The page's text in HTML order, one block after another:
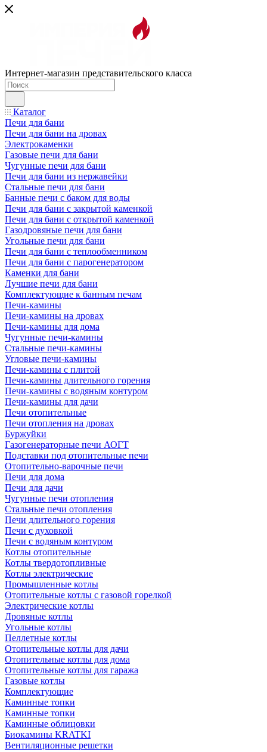
Интернет-магазин представительского класса
Каталог
Печи для бани
Печи для бани на дровах
Электрокаменки
Газовые печи для бани
Чугунные печи для бани
Печи для бани из нержавейки
Стальные печи для бани
Банные печи с баком для воды
Печи для бани с закрытой каменкой
Печи для бани с открытой каменкой
Газодровяные печи для бани
Угольные печи для бани
Печи для бани с теплообменником
Печи для бани с парогенератором
Каменки для бани
Лучшие печи для бани
Комплектующие к банным печам
Печи-камины
Печи-камины на дровах
Печи-камины для дома
Чугунные печи-камины
Стальные печи-камины
Угловые печи-камины
Печи-камины с плитой
Печи-камины длительного горения
Печи-камины с водяным контуром
Печи-камины для дачи
Печи отопительные
Печи отопления на дровах
Буржуйки
Газогенераторные печи АОГТ
Подставки под отопительные печи
Отопительно-варочные печи
Печи для дома
Печи для дачи
Чугунные печи отопления
Стальные печи отопления
Печи длительного горения
Печи с духовкой
Печи с водяным контуром
Котлы отопительные
Котлы твердотопливные
Котлы электрические
Промышленные котлы
Отопительные котлы с газовой горелкой
Электрические котлы
Дровяные котлы
Угольные котлы
Пеллетные котлы
Отопительные котлы для дачи
Отопительные котлы для дома
Отопительные котлы для гаража
Газовые котлы
Комплектующие
Каминные топки
Каминные топки
Каминные облицовки
Биокамины KRATKI
Вентиляционные решетки